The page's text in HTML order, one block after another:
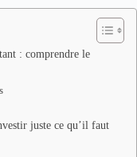
: comprendre le
juste ce qu’il faut